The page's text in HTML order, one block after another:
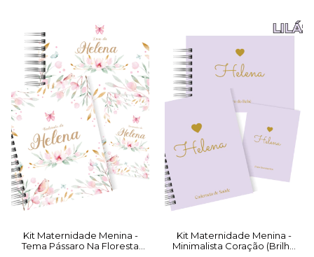
Kit Maternidade Menina -
Tema Pássaro Na Floresta
Kit Maternidade Menina -
Minimalista Coração (Brilho